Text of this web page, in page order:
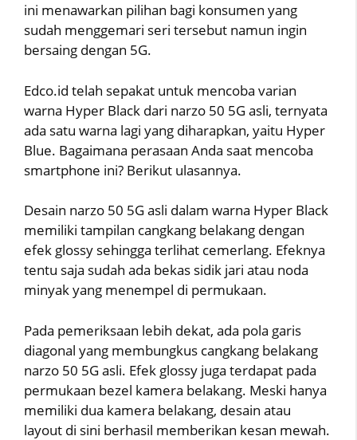
ini menawarkan pilihan bagi konsumen yang
sudah menggemari seri tersebut namun ingin
bersaing dengan 5G.
Edco.id telah sepakat untuk mencoba varian
warna Hyper Black dari narzo 50 5G asli, ternyata
ada satu warna lagi yang diharapkan, yaitu Hyper
Blue. Bagaimana perasaan Anda saat mencoba
smartphone ini? Berikut ulasannya.
Desain narzo 50 5G asli dalam warna Hyper Black
memiliki tampilan cangkang belakang dengan
efek glossy sehingga terlihat cemerlang. Efeknya
tentu saja sudah ada bekas sidik jari atau noda
minyak yang menempel di permukaan.
Pada pemeriksaan lebih dekat, ada pola garis
diagonal yang membungkus cangkang belakang
narzo 50 5G asli. Efek glossy juga terdapat pada
permukaan bezel kamera belakang. Meski hanya
memiliki dua kamera belakang, desain atau
layout di sini berhasil memberikan kesan mewah.